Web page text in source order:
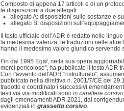
Composto di appena 17 articoli e di un
le disposizioni a due allegati:
allegato A: disposizioni sulle sostanze e
allegato B: disposizioni
Il testo ufficiale dell’ADR è redatto nelle
la medesima valenza; le traduzioni nelle
hanno il medesimo valore giuridico servendo
Fin dal 1995 Egaf, nella sua opera
merci pericolose", ha pubblicato il testo ADR
Con l'avvento dell'ADR "ristrutturato",
pubblicato nella direttiva n. 2001/7/CE del
tradotto e coordinato i successivi
testi via via modificati sono in carattere corsivo
dagli emendamenti ADR 2021, dal
evidenziati in grassetto corsivo.